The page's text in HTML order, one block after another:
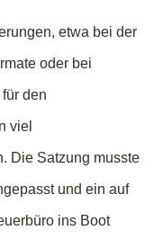
etwa bei der
oder bei
den
viel
Die Satzung musste
und ein auf
ins Boot